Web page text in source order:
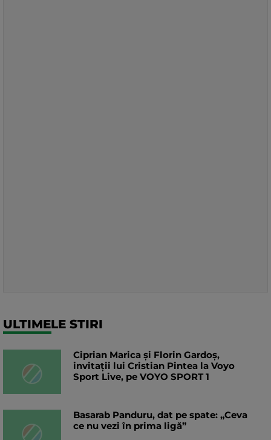
ULTIMELE STIRI
Ciprian Marica și Florin Gardoș,
invitații lui Cristian Pintea la Voyo
Sport Live, pe VOYO SPORT 1
Basarab Panduru, dat pe spate: „Ceva
ce nu vezi în prima ligă”